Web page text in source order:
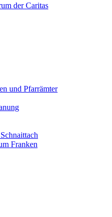
der Caritas
und Pfarrämter
Franken